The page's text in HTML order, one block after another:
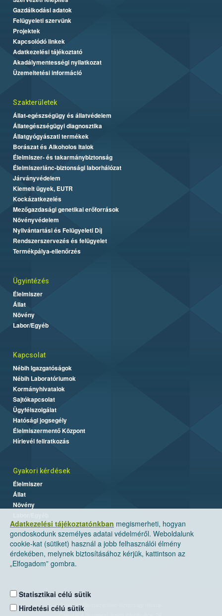
Adatkezelési tájékoztatónkban megismerheti, hogyan
gondoskodunk személyes adatai védelméről. Weboldalunk
cookie-kat (sütiket) használ a jobb felhasználói élmény
érdekében, melynek biztosításához kérjük, kattintson az
„Elfogadom” gombra.
Statisztikai célú sütik
Hirdetési célú sütik
Gazdálkodási adatok
Felügyeleti szervünk
Projektek
Kapcsolódó linkek
Adatkezelési tájékoztató
Akadálymentességi nyilatkozat
Üzemeltetési információ
Szakterületek
Állat-egészségügy és állatvédelem
Állategészségügyi diagnosztika
Állatgyógyászati termékek
Borászat és Alkoholos Italok
Élelmiszer- és takarmánybiztonság
Élelmiszerlánc-biztonsági laborhálózat
Járványvédelem
Kiemelt ügyek, EUTR
Kockázatkezelés
Mezőgazdasági genetikai erőforrások
Növényvédelem
Nyilvántartási és Felügyeleti Díj
Rendszerszervezés és felügyelet
Termékpálya-ellenőrzés
Ügyintézés
Élelmiszer
Állat
Növény
Labor/Egyéb
Kapcsolat
Nébih Igazgatóságok
Nébih Laboratóriumok
Kormányhivatalok
Sajtókapcsolat
Ügyfélszolgálat
Hatósági jogsegély
Élelmiszermentő Központ
Hírlevél feliratkozás
Gyakori kérdések
Élelmiszer
Állat
Növény
Nemzeti Élelmiszerlánc-biztonsági Hivatal